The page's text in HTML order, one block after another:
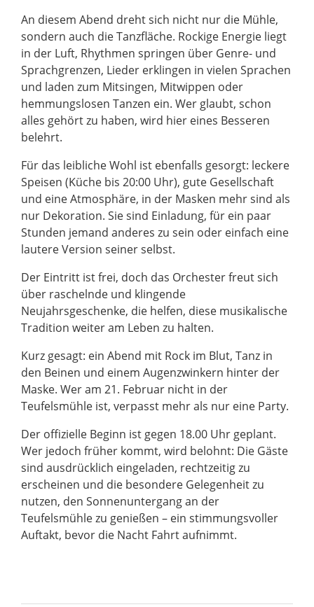
An diesem Abend dreht sich nicht nur die Mühle,
sondern auch die Tanzfläche. Rockige Energie liegt
in der Luft, Rhythmen springen über Genre- und
Sprachgrenzen, Lieder erklingen in vielen Sprachen
und laden zum Mitsingen, Mitwippen oder
hemmungslosen Tanzen ein. Wer glaubt, schon
alles gehört zu haben, wird hier eines Besseren
belehrt.
Für das leibliche Wohl ist ebenfalls gesorgt: leckere
Speisen (Küche bis 20:00 Uhr), gute Gesellschaft
und eine Atmosphäre, in der Masken mehr sind als
nur Dekoration. Sie sind Einladung, für ein paar
Stunden jemand anderes zu sein oder einfach eine
lautere Version seiner selbst.
Der Eintritt ist frei, doch das Orchester freut sich
über raschelnde und klingende
Neujahrsgeschenke, die helfen, diese musikalische
Tradition weiter am Leben zu halten.
Kurz gesagt: ein Abend mit Rock im Blut, Tanz in
den Beinen und einem Augenzwinkern hinter der
Maske. Wer am 21. Februar nicht in der
Teufelsmühle ist, verpasst mehr als nur eine Party.
Der offizielle Beginn ist gegen 18.00 Uhr geplant.
Wer jedoch früher kommt, wird belohnt: Die Gäste
sind ausdrücklich eingeladen, rechtzeitig zu
erscheinen und die besondere Gelegenheit zu
nutzen, den Sonnenuntergang an der
Teufelsmühle zu genießen – ein stimmungsvoller
Auftakt, bevor die Nacht Fahrt aufnimmt.